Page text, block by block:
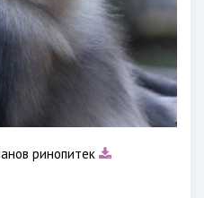
ринопитек